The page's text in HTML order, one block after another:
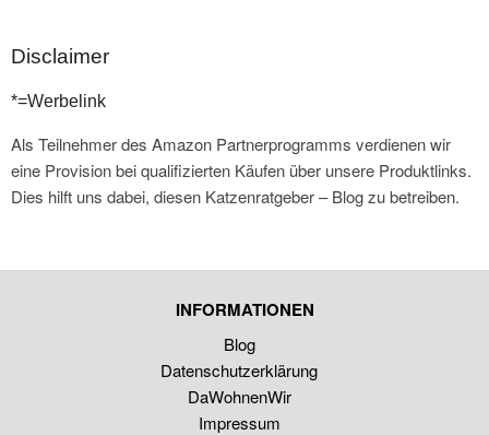
Disclaimer
*=Werbelink
Als Teilnehmer des Amazon Partnerprogramms verdienen wir
eine Provision bei qualifizierten Käufen über unsere Produktlinks.
Dies hilft uns dabei, diesen Katzenratgeber – Blog zu betreiben.
INFORMATIONEN
Blog
Datenschutzerklärung
DaWohnenWir
Impressum